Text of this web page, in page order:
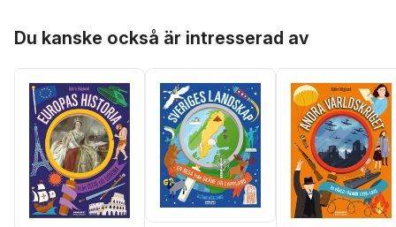
Du kanske också är intresserad av